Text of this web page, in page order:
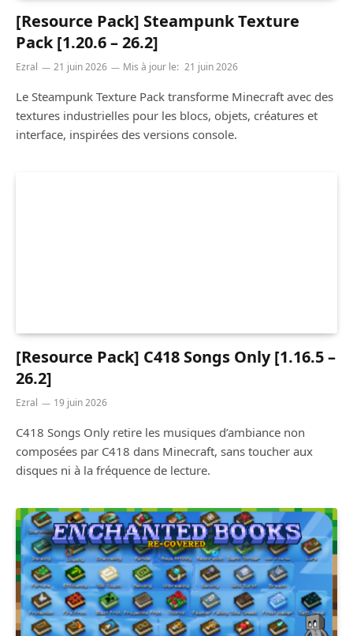
[Resource Pack] Steampunk Texture
Pack [1.20.6 – 26.2]
Ezral 21 juin 2026 Mis à jour le: 21 juin 2026
Le Steampunk Texture Pack transforme Minecraft avec des
textures industrielles pour les blocs, objets, créatures et
interface, inspirées des versions console.
[Resource Pack] C418 Songs Only [1.16.5 –
26.2]
Ezral 19 juin 2026
C418 Songs Only retire les musiques d’ambiance non
composées par C418 dans Minecraft, sans toucher aux
disques ni à la fréquence de lecture.